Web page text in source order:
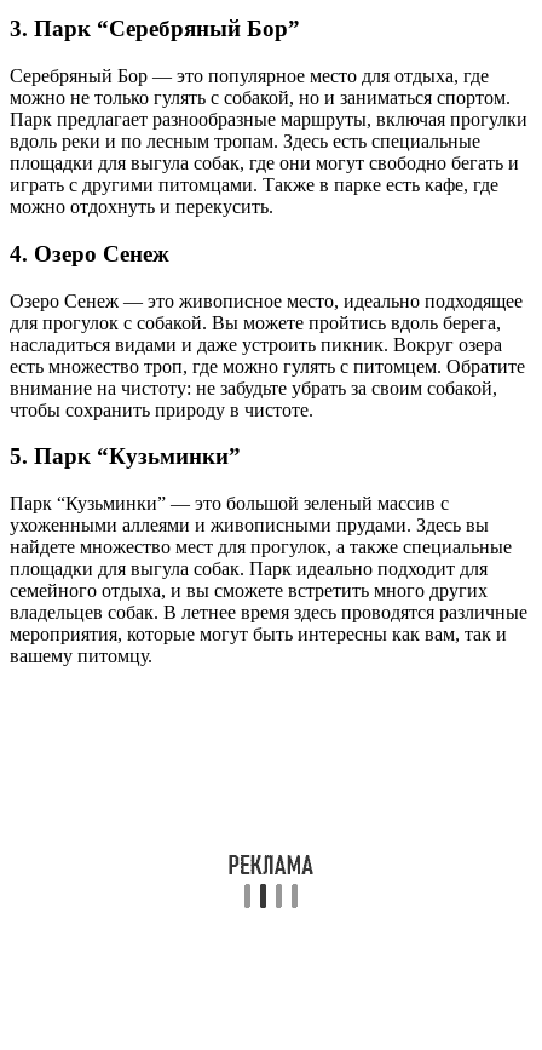
3. Парк “Серебряный Бор”
Серебряный Бор — это популярное место для отдыха, где
можно не только гулять с собакой, но и заниматься спортом.
Парк предлагает разнообразные маршруты, включая прогулки
вдоль реки и по лесным тропам. Здесь есть специальные
площадки для выгула собак, где они могут свободно бегать и
играть с другими питомцами. Также в парке есть кафе, где
можно отдохнуть и перекусить.
4. Озеро Сенеж
Озеро Сенеж — это живописное место, идеально подходящее
для прогулок с собакой. Вы можете пройтись вдоль берега,
насладиться видами и даже устроить пикник. Вокруг озера
есть множество троп, где можно гулять с питомцем. Обратите
внимание на чистоту: не забудьте убрать за своим собакой,
чтобы сохранить природу в чистоте.
5. Парк “Кузьминки”
Парк “Кузьминки” — это большой зеленый массив с
ухоженными аллеями и живописными прудами. Здесь вы
найдете множество мест для прогулок, а также специальные
площадки для выгула собак. Парк идеально подходит для
семейного отдыха, и вы сможете встретить много других
владельцев собак. В летнее время здесь проводятся различные
мероприятия, которые могут быть интересны как вам, так и
вашему питомцу.